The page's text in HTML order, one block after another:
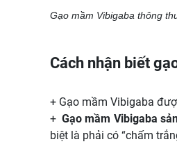
Gạo mầm Vibigaba thông
Cách nhận biết
+ Gạo mầm Vibigaba
+Gạo mầm Vibigaba
biệt là phải có “chấm